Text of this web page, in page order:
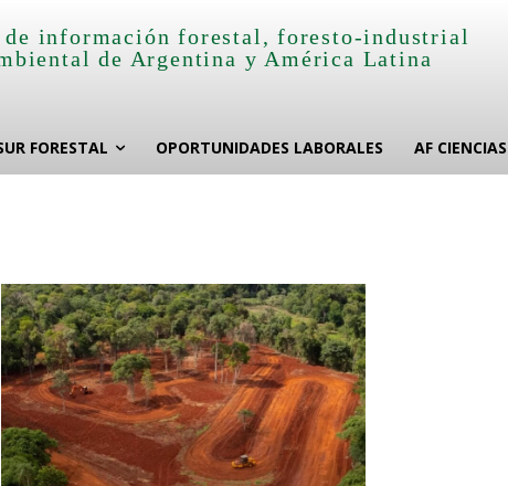
de información forestal, foresto-industrial
de Argentina y América Latina
FORESTAL OPORTUNIDADES LABORALES AF CIENCIAS